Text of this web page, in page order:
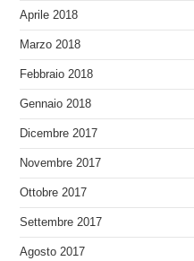
Aprile 2018
Marzo 2018
Febbraio 2018
Gennaio 2018
Dicembre 2017
Novembre 2017
Ottobre 2017
Settembre 2017
Agosto 2017